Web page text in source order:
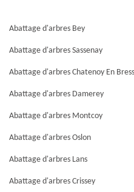
Abattage d'arbres Bey
Abattage d'arbres Sassenay
Abattage d'arbres Chatenoy En
Abattage d'arbres Damerey
Abattage d'arbres Montcoy
Abattage d'arbres Oslon
Abattage d'arbres Lans
Abattage d'arbres Crissey